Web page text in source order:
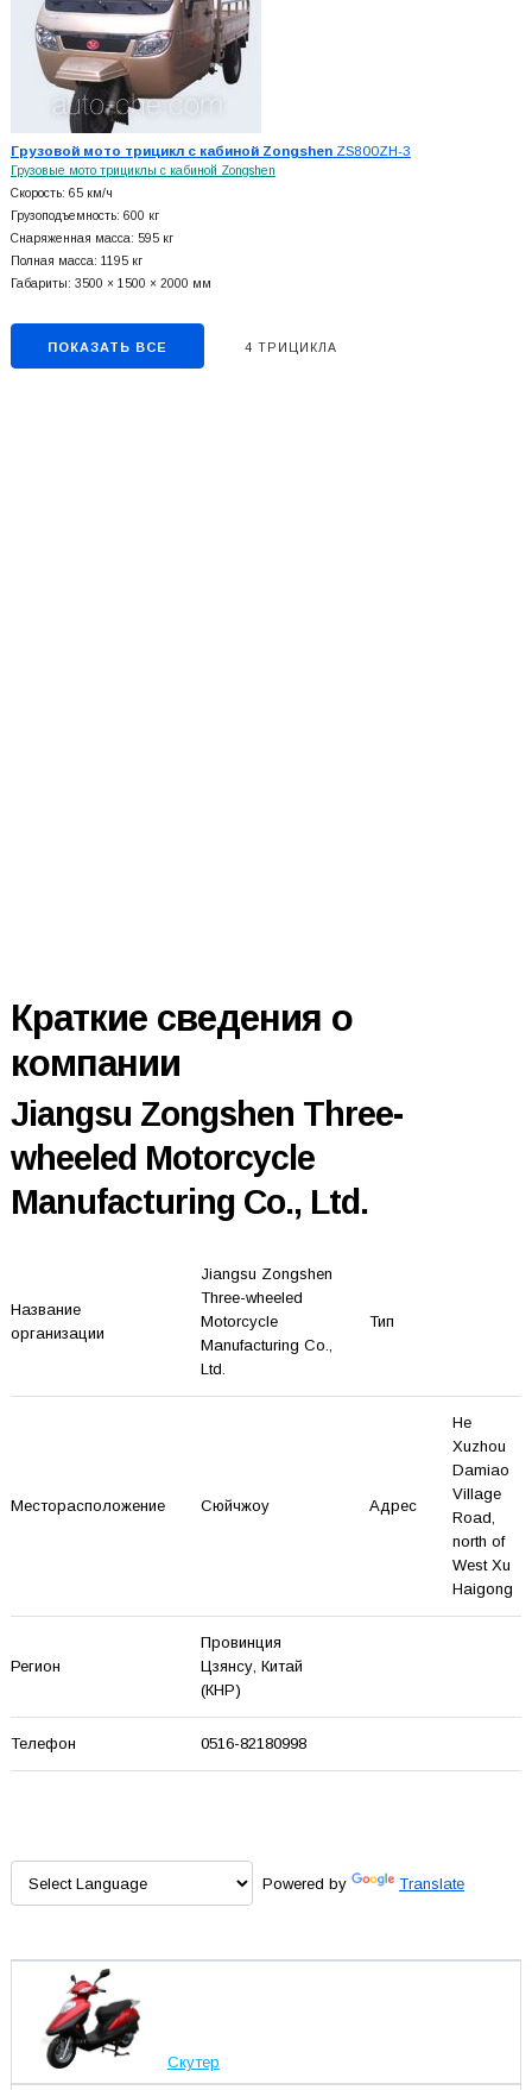
Грузовой мото трицикл с кабиной ZongshenZS800ZH-3
Грузовые мото трициклы с кабиной Zongshen
Скорость: 65 км/ч
Грузоподъемность: 600 кг
Снаряженная масса: 595 кг
Полная масса: 1195 кг
Габариты: 3500 × 1500 × 2000 мм
ПОКАЗАТЬ ВСЕ 4 ТРИЦИКЛА
Краткие сведения о
компании
Jiangsu Zongshen Three-
wheeled Motorcycle
Manufacturing Co., Ltd.
Название
организации
Jiangsu Zongshen
Three-wheeled
Motorcycle
Manufacturing Co.,
Ltd.
Тип
Месторасположение Сюйчжоу Адрес
He
Xuzhou
Damiao
Village
Road,
north of
West Xu
Haigong
Регион
Провинция
Цзянсу, Китай
(КНР)
Телефон 0516-82180998
Powered by Translate
Скутер